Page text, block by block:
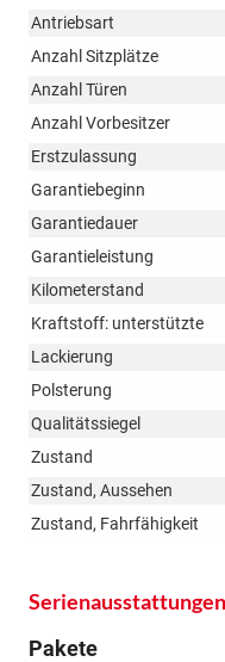
Antriebsart
Anzahl Sitzplätze
Anzahl Türen
Anzahl Vorbesitzer
Erstzulassung
Garantiebeginn
Garantiedauer
Garantieleistung
Kilometerstand
Kraftstoff: unterstützte
Lackierung
Polsterung
Qualitätssiegel
Zustand
Zustand, Aussehen
Zustand, Fahrfähigkeit
Serienausstattungen
Pakete